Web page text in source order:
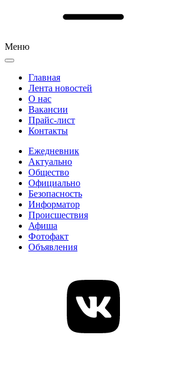
Меню
Главная
Лента новостей
О нас
Вакансии
Прайс-лист
Контакты
Ежедневник
Актуально
Общество
Официально
Безопасность
Информатор
Происшествия
Афиша
Фотофакт
Объявления